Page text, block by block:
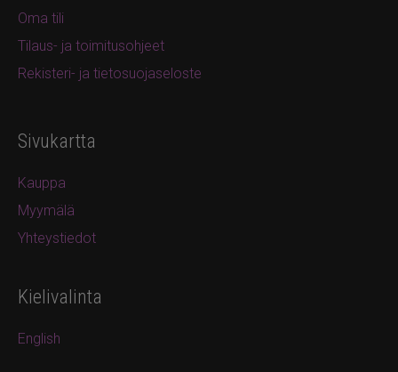
Oma tili
Tilaus- ja toimitusohjeet
Rekisteri- ja tietosuojaseloste
Sivukartta
Kauppa
Myymälä
Yhteystiedot
Kielivalinta
English